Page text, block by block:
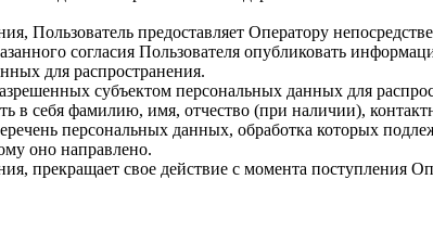
Пользователь предоставляет Оператору
согласия Пользователя опубликовать
для распространения.
субъектом персональных данных для
в себя фамилию, имя, отчество (при наличии),
персональных данных, обработка которых
оно направлено.
прекращает свое действие с момента поступления